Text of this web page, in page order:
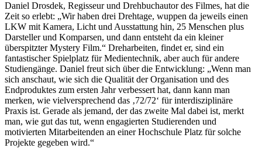
Daniel Drosdek, Regisseur und Drehbuchautor des Filmes, hat die
Zeit so erlebt: „Wir haben drei Drehtage, wuppen da jeweils einen
LKW mit Kamera, Licht und Ausstattung hin, 25 Menschen plus
Darsteller und Komparsen, und dann entsteht da ein kleiner
überspitzter Mystery Film.“ Dreharbeiten, findet er, sind ein
fantastischer Spielplatz für Medientechnik, aber auch für andere
Studiengänge. Daniel freut sich über die Entwicklung: „Wenn man
sich anschaut, wie sich die Qualität der Organisation und des
Endproduktes zum ersten Jahr verbessert hat, dann kann man
merken, wie vielversprechend das ‚72/72‘ für interdisziplinäre
Praxis ist. Gerade als jemand, der das zweite Mal dabei ist, merkt
man, wie gut das tut, wenn engagierten Studierenden und
motivierten Mitarbeitenden an einer Hochschule Platz für solche
Projekte gegeben wird.“